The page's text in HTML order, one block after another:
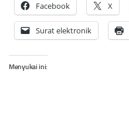
Facebook X
Surat elektronik
Menyukai ini: